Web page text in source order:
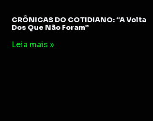
CRÔNICAS DO COTIDIANO: “A Volta
Dos Que Não Foram”
Leia mais »